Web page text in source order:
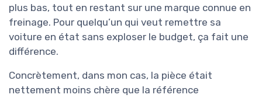
plus bas, tout en restant sur une marque connue en
freinage. Pour quelqu’un qui veut remettre sa
voiture en état sans exploser le budget, ça fait une
différence.
Concrètement, dans mon cas, la pièce était
nettement moins chère que la référence